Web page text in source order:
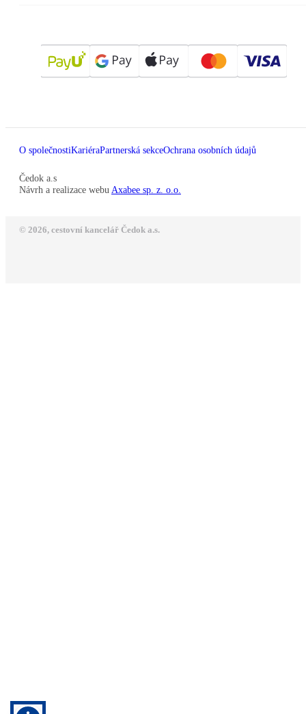
O společnostiKariéraPartnerská sekceOchrana osobních údajů
Čedok a.s
Návrh a realizace webu Axabee sp. z. o.o.
© 2026, cestovní kancelář Čedok a.s.